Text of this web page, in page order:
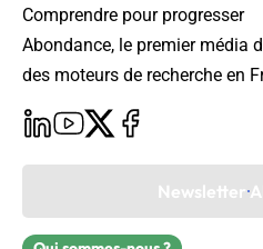
Comprendre pour progresser
Abondance, le premier média
des moteurs de recherche en
Newsletter